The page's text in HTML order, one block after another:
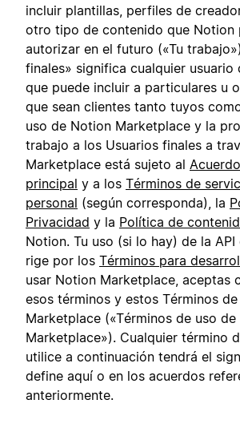
incluir plantillas, perfiles de
otro tipo de contenido que Notion
autorizar en el futuro («Tu
finales» significa cualquier usuario
que puede incluir a particulares u
que sean clientes tanto tuyos
uso de Notion Marketplace y la
trabajo a los Usuarios finales a
Marketplace está sujeto al
principal y a los Términos de
personal (según corresponda), la
Privacidad y la Política de
Notion. Tu uso (si lo hay) de la
rige por los Términos para
usar Notion Marketplace, aceptas
esos términos y estos Términos
Marketplace («Términos de uso
Marketplace»). Cualquier término
utilice a continuación tendrá el
define aquí o en los acuerdos
anteriormente.